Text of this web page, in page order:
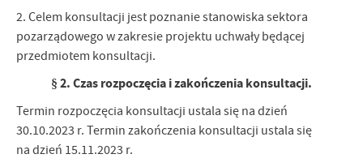
2. Celem konsultacji jest poznanie stanowiska sektora
pozarządowego w zakresie projektu uchwały będącej
przedmiotem konsultacji.
§ 2. Czas rozpoczęcia i zakończenia konsultacji.
Termin rozpoczęcia konsultacji ustala się na dzień
30.10.2023 r. Termin zakończenia konsultacji ustala się
na dzień 15.11.2023 r.